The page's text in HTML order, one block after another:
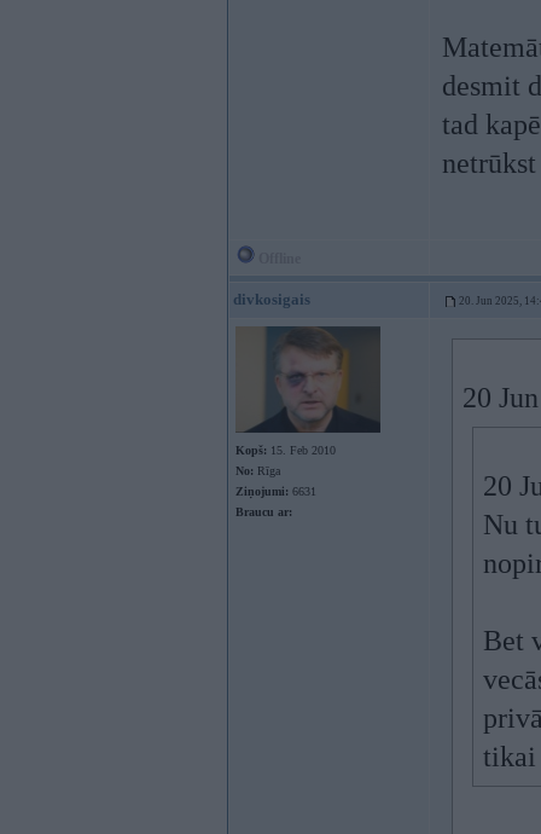
desmit
tad
divkosigais 20. Jun 2025,
Kopš: 15. Feb 2010
No: Rīga
Ziņojumi: 6631
Braucu ar:
20
20
Nu
Bet
tikai